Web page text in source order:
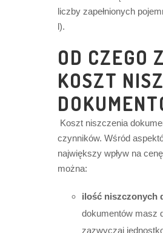
liczby zapełnionych
l).
OD CZEGO
KOSZT
Koszt niszczenia
czynników. Wśród
największy wpływ na
można:
ilość niszczonych
dokumentów masz
zazwyczaj